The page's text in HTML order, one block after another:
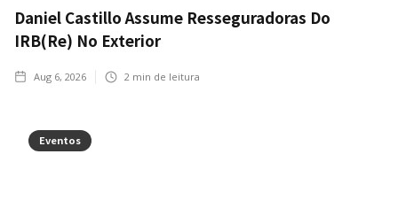
Daniel Castillo Assume Resseguradoras Do
IRB(Re) No Exterior
Aug 6, 2026 2 min de leitura
Eventos